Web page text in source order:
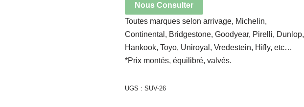
Nous Consulter
Toutes marques selon arrivage, Michelin,
Continental, Bridgestone, Goodyear, Pirelli, Dunlop,
Hankook, Toyo, Uniroyal, Vredestein, Hifly, etc…
*Prix montés, équilibré, valvés.
UGS : SUV-26